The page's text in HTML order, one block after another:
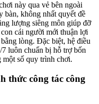
này qua vẻ bên ngoài
bàn, không nhất quyết đề
lượng siêng môn giúp đỡ
cái người mới thuận lợi
lòng. Đặc biệt, hệ điều
luôn chuẩn bị hỗ trợ bốn
số quy trình chơi.
thức công tác công